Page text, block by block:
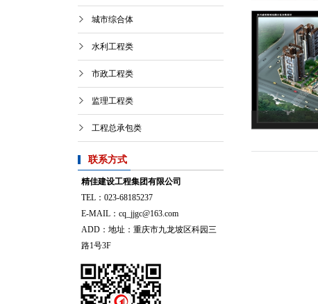
城市综合体
水利工程类
市政工程类
监理工程类
工程总承包类
联系方式
精佳建设工程集团有限公司
TEL：023-68185237
E-MAIL：cq_jjgc@163.com
ADD：地址：重庆市九龙坡区科园三
路1号3F